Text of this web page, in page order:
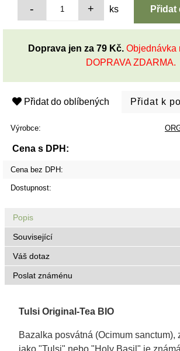
ks
Doprava jen za 79 Kč. Objednávka
DOPRAVA ZDARMA.
Přidat do oblíbených
Výrobce:
Cena s DPH:
Cena bez DPH:
Dostupnost:
Popis
Související
Váš dotaz
Poslat známénu
Tulsi Original-Tea BIO
Bazalka posvátná (Ocimum sanctum),
jako"Tulsi" nebo "Holy Basil" je